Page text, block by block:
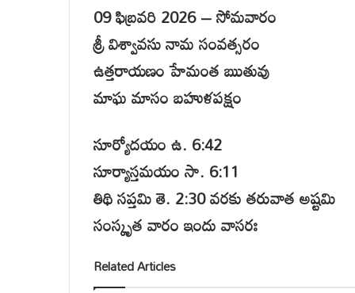
09 ఫిబ్రవరి 2026 – సోమవారం
శ్రీ విశ్వావసు నామ సంవత్సరం
ఉత్తరాయణం హేమంత ఋతువు
మాఘ మాసం బహుళపక్షం
సూర్యోదయం ఉ. 6:42
సూర్యాస్తమయం సా. 6:11
తిథి సప్తమి తె. 2:30 వరకు తరువాత అష్టమి
సంస్కృత వారం ఇందు వాసరః
Related Articles